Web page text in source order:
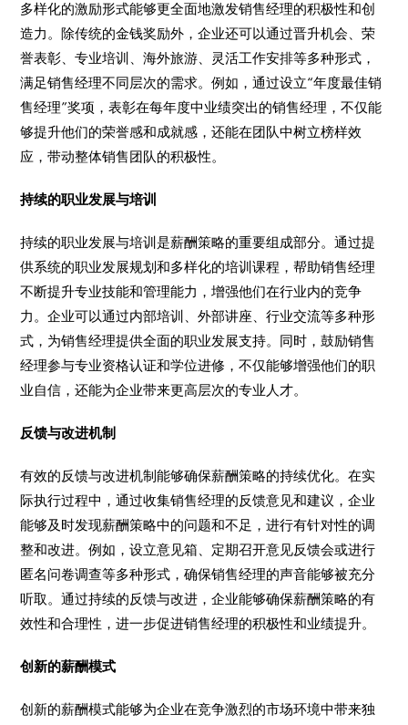
多样化的激励形式能够更全面地激发销售经理的积极性和创
造力。除传统的金钱奖励外，企业还可以通过晋升机会、荣
誉表彰、专业培训、海外旅游、灵活工作安排等多种形式，
满足销售经理不同层次的需求。例如，通过设立“年度最佳销
售经理”奖项，表彰在每年度中业绩突出的销售经理，不仅能
够提升他们的荣誉感和成就感，还能在团队中树立榜样效
应，带动整体销售团队的积极性。
持续的职业发展与培训
持续的职业发展与培训是薪酬策略的重要组成部分。通过提
供系统的职业发展规划和多样化的培训课程，帮助销售经理
不断提升专业技能和管理能力，增强他们在行业内的竞争
力。企业可以通过内部培训、外部讲座、行业交流等多种形
式，为销售经理提供全面的职业发展支持。同时，鼓励销售
经理参与专业资格认证和学位进修，不仅能够增强他们的职
业自信，还能为企业带来更高层次的专业人才。
反馈与改进机制
有效的反馈与改进机制能够确保薪酬策略的持续优化。在实
际执行过程中，通过收集销售经理的反馈意见和建议，企业
能够及时发现薪酬策略中的问题和不足，进行有针对性的调
整和改进。例如，设立意见箱、定期召开意见反馈会或进行
匿名问卷调查等多种形式，确保销售经理的声音能够被充分
听取。通过持续的反馈与改进，企业能够确保薪酬策略的有
效性和合理性，进一步促进销售经理的积极性和业绩提升。
创新的薪酬模式
创新的薪酬模式能够为企业在竞争激烈的市场环境中带来独